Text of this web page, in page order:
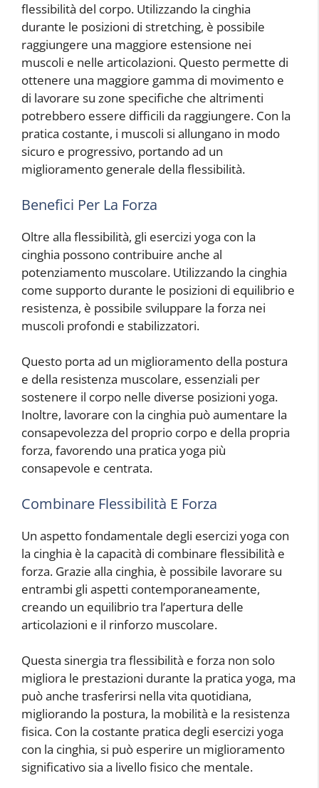
flessibilità del corpo. Utilizzando la cinghia
durante le posizioni di stretching, è possibile
raggiungere una maggiore estensione nei
muscoli e nelle articolazioni. Questo permette di
ottenere una maggiore gamma di movimento e
di lavorare su zone specifiche che altrimenti
potrebbero essere difficili da raggiungere. Con la
pratica costante, i muscoli si allungano in modo
sicuro e progressivo, portando ad un
miglioramento generale della flessibilità.
Benefici Per La Forza
Oltre alla flessibilità, gli esercizi yoga con la
cinghia possono contribuire anche al
potenziamento muscolare. Utilizzando la cinghia
come supporto durante le posizioni di equilibrio e
resistenza, è possibile sviluppare la forza nei
muscoli profondi e stabilizzatori.
Questo porta ad un miglioramento della postura
e della resistenza muscolare, essenziali per
sostenere il corpo nelle diverse posizioni yoga.
Inoltre, lavorare con la cinghia può aumentare la
consapevolezza del proprio corpo e della propria
forza, favorendo una pratica yoga più
consapevole e centrata.
Combinare Flessibilità E Forza
Un aspetto fondamentale degli esercizi yoga con
la cinghia è la capacità di combinare flessibilità e
forza. Grazie alla cinghia, è possibile lavorare su
entrambi gli aspetti contemporaneamente,
creando un equilibrio tra l’apertura delle
articolazioni e il rinforzo muscolare.
Questa sinergia tra flessibilità e forza non solo
migliora le prestazioni durante la pratica yoga, ma
può anche trasferirsi nella vita quotidiana,
migliorando la postura, la mobilità e la resistenza
fisica. Con la costante pratica degli esercizi yoga
con la cinghia, si può esperire un miglioramento
significativo sia a livello fisico che mentale.